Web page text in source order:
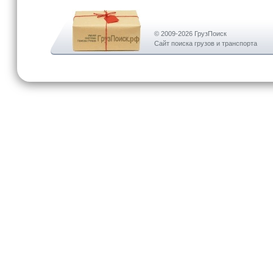
© 2009-2026 ГрузПоиск
Сайт поиска грузов и транспорта